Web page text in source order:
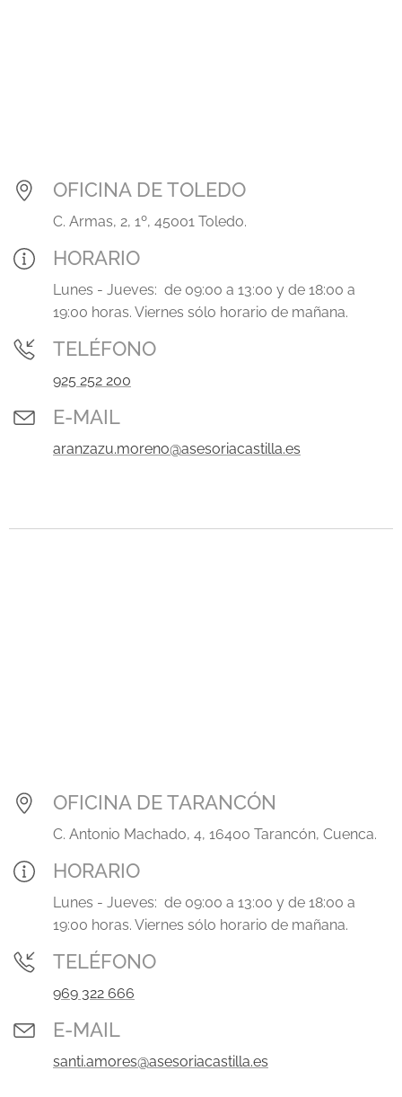
OFICINA DE TOLEDO
C. Armas, 2, 1º, 45001 Toledo.
HORARIO
Lunes - Jueves: de 09:00 a 13:00 y de 18:00 a
19:00 horas. Viernes sólo horario de mañana.
TELÉFONO
925 252 200
E-MAIL
aranzazu.moreno@asesoriacastilla.es
OFICINA DE TARANCÓN
C. Antonio Machado, 4, 16400 Tarancón, Cuenca.
HORARIO
Lunes - Jueves: de 09:00 a 13:00 y de 18:00 a
19:00 horas. Viernes sólo horario de mañana.
TELÉFONO
969 322 666
E-MAIL
santi.amores@asesoriacastilla.es